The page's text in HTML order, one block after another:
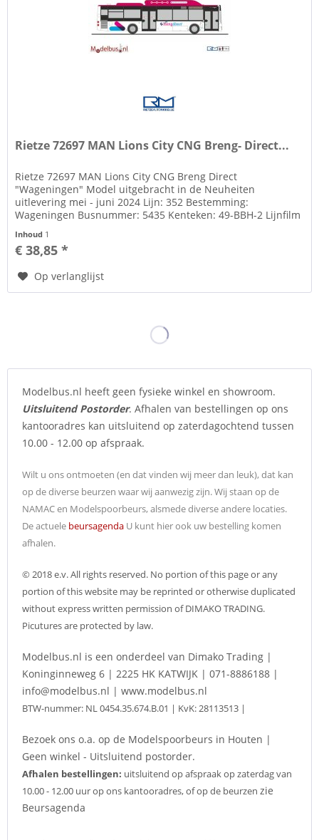
Rietze 72697 MAN Lions City CNG Breng- Direct...
Rietze 72697 MAN Lions City CNG Breng Direct
"Wageningen" Model uitgebracht in de Neuheiten
uitlevering mei - juni 2024 Lijn: 352 Bestemming:
Wageningen Busnummer: 5435 Kenteken: 49-BBH-2 Lijnfilm
Inhoud 1
€ 38,85 *
Op verlanglijst
Modelbus.nl heeft geen fysieke winkel en showroom.
Uitsluitend Postorder. Afhalen van bestellingen op ons
kantooradres kan uitsluitend op zaterdagochtend tussen
10.00 - 12.00 op afspraak.
Wilt u ons ontmoeten (en dat vinden wij meer dan leuk), dat kan
op de diverse beurzen waar wij aanwezig zijn.Wij staan op de
NAMAC en Modelspoorbeurs, alsmede diverse andere locaties.
De actuele beursagenda U kunt hier ook uw bestelling komen
afhalen.
© 2018 e.v. All rights reserved. No portion of this page or any
portion of this website may be reprinted or otherwise duplicated
without express written permission of DIMAKO TRADING.
Picutures are protected by law.
Modelbus.nl is een onderdeel van Dimako Trading |
Koninginneweg 6 | 2225 HK KATWIJK | 071-8886188 |
info@modelbus.nl | www.modelbus.nl
BTW-nummer: NL 0454.35.674.B.01 | KvK: 28113513 |
Bezoek ons o.a. op de Modelspoorbeurs in Houten |
Geen winkel - Uitsluitend postorder.
Afhalen bestellingen: uitsluitend op afspraak op zaterdag van
10.00 - 12.00 uur op ons kantooradres, of op de beurzen zie
Beursagenda